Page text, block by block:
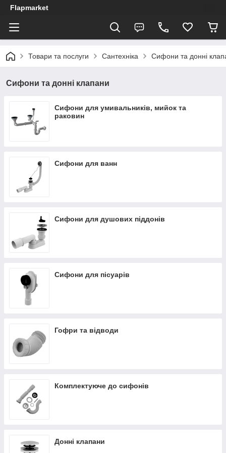
Flapmarket
Товари та послуги Сантехніка Сифони та донні
Сифони та донні клапани
Сифони для умивальників, мийок та
раковин
Сифони для ванн
Сифони для душових піддонів
Сифони для пісуарів
Гофри та відводи
Комплектуюче до сифонів
Донні клапани